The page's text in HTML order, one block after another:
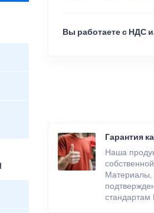
Вы работаете с НДС
Гарантия
Наша
Материалы,
стандартам